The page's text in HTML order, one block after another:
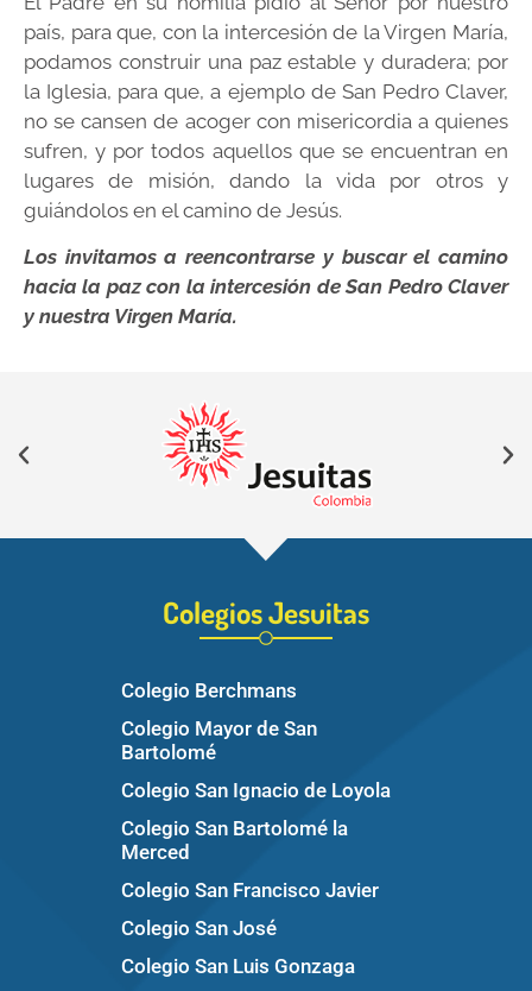
país, para que, con la intercesión de la Virgen María,
podamos construir una paz estable y duradera; por
la Iglesia, para que, a ejemplo de San Pedro Claver,
no se cansen de acoger con misericordia a quienes
sufren, y por todos aquellos que se encuentran en
lugares de misión, dando la vida por otros y
guiándolos en el camino de Jesús.
Los invitamos a reencontrarse y buscar el camino
hacia la paz con la intercesión de San Pedro Claver
y nuestra Virgen María.
Colegios Jesuitas
Colegio Berchmans
Colegio Mayor de San
Bartolomé
Colegio San Ignacio de Loyola
Colegio San Bartolomé la
Merced
Colegio San Francisco Javier
Colegio San José
Colegio San Luis Gonzaga